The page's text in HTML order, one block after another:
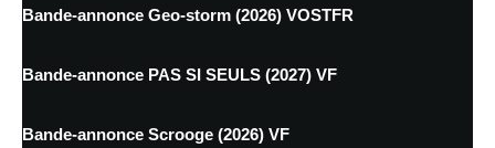
Bande-annonce Geo-storm (2026) VOSTFR
Bande-annonce PAS SI SEULS (2027) VF
Bande-annonce Scrooge (2026) VF